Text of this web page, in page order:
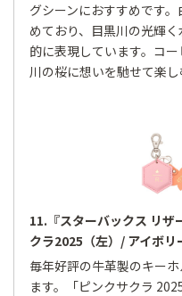
グシーンにおすすめです
めており、目黒川の光輝
的に表現しています。コ
川の桜に想いを馳せて楽し
11.『スターバックス リザ
クラ2025（左）/ アイボ
毎年好評の牛革製のキー
ます。「ピンクサクラ